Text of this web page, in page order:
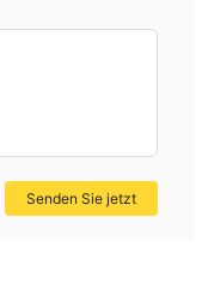
Senden Sie jetzt